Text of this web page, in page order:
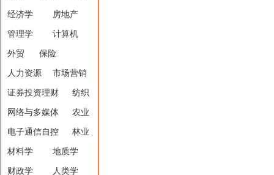
经济学 房地产
管理学 计算机
外贸 保险
人力资源 市场营销
证券投资理财 纺织
网络与多媒体 农业
电子通信自控 林业
材料学 地质学
财政学 人类学